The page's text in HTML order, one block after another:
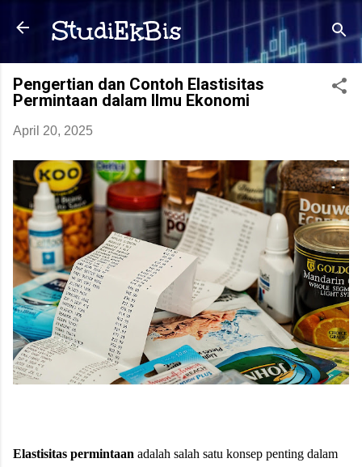
Langsung ke konten utama
StudiEkBis
Pengertian dan Contoh Elastisitas
Permintaan dalam Ilmu Ekonomi
April 20, 2025
Elastisitas permintaan adalah salah satu konsep penting dalam